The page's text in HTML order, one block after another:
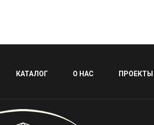
КАТАЛОГ О НАС ПРОЕКТЫ